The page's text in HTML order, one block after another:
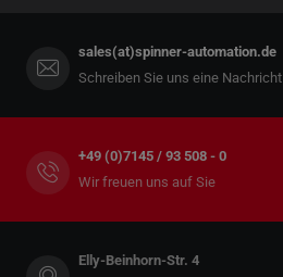
sales(at)spinner-automation.de
Schreiben Sie uns eine Nachricht
+49 (0)7145 / 93 508 - 0
Wir freuen uns auf Sie
Elly-Beinhorn-Str. 4